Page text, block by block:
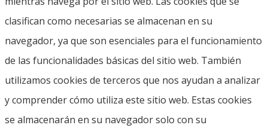
clasifican como necesarias se almacenan en su
navegador, ya que son esenciales para el funcionamiento
de las funcionalidades básicas del sitio web. También
utilizamos cookies de terceros que nos ayudan a analizar
y comprender cómo utiliza este sitio web. Estas cookies
se almacenarán en su navegador solo con su